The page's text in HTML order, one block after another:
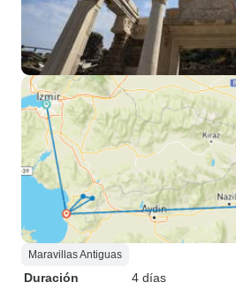
Maravillas Antiguas
Duración
4 días